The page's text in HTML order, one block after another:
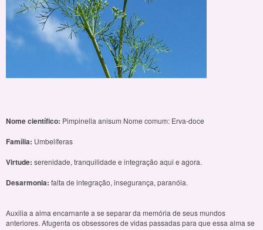
Nome científico: Pimpinella anisum Nome comum: Erva-doce
Família: Umbelíferas
Virtude: serenidade, tranquilidade e integração aqui e agora.
Desarmonia: falta de integração, insegurança, paranóia.
Auxilia a alma encarnante a se separar da memória de seus mundos
anteriores. Afugenta os obsessores de vidas passadas para que essa alma se